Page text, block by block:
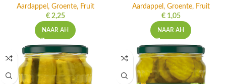
Aardappel, Groente, Fruit
€2,25
NAAR AH
Aardappel, Groente, Fruit
€1,05
NAAR AH